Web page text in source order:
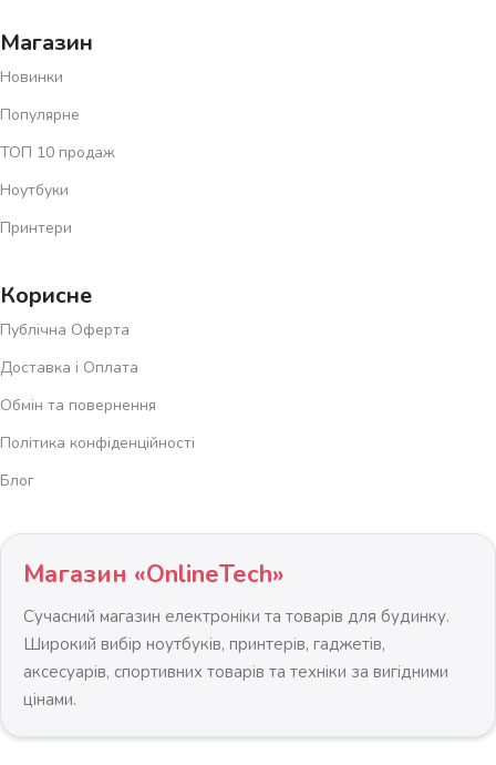
Магазин
Новинки
Популярне
ТОП 10 продаж
Ноутбуки
Принтери
Корисне
Публічна Оферта
Доставка і Оплата
Обмін та повернення
Політика конфіденційності
Блог
Магазин «OnlineTech»
Сучасний магазин електроніки та товарів для будинку.
Широкий вибір ноутбуків, принтерів, гаджетів,
аксесуарів, спортивних товарів та техніки за вигідними
цінами.